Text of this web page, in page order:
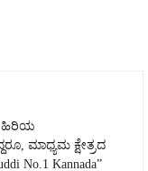
ಹಿರಿಯ
ಮಾಧ್ಯಮ ಕ್ಷೇತ್ರದ
No.1 Kannada”